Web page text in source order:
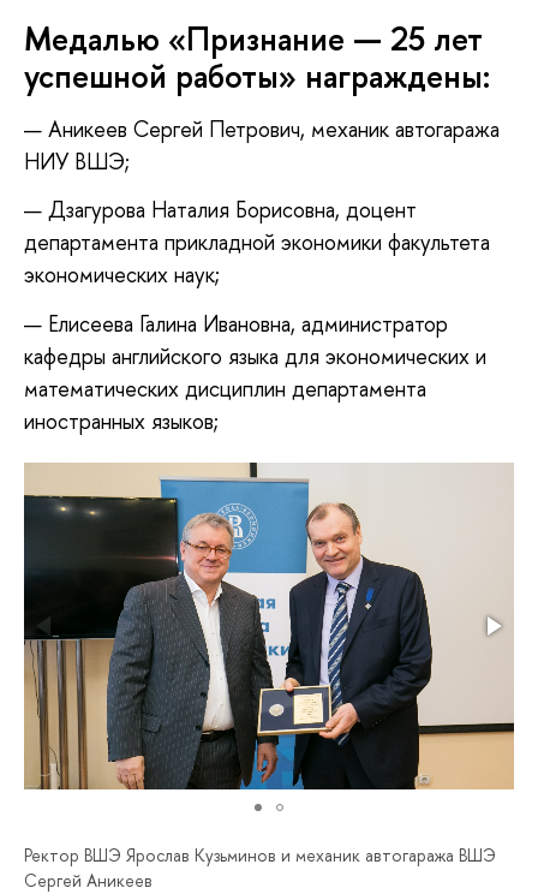
Медалью «Признание — 25 лет
успешной работы» награждены:
Аникеев Сергей Петрович, механик автогаража
НИУ ВШЭ;
Дзагурова Наталия Борисовна, доцент
департамента прикладной экономики факультета
экономических наук;
Елисеева Галина Ивановна, администратор
кафедры английского языка для экономических и
математических дисциплин департамента
иностранных языков;
Ректор ВШЭ Ярослав Кузьминов и механик автогаража ВШЭ
Сергей Аникеев